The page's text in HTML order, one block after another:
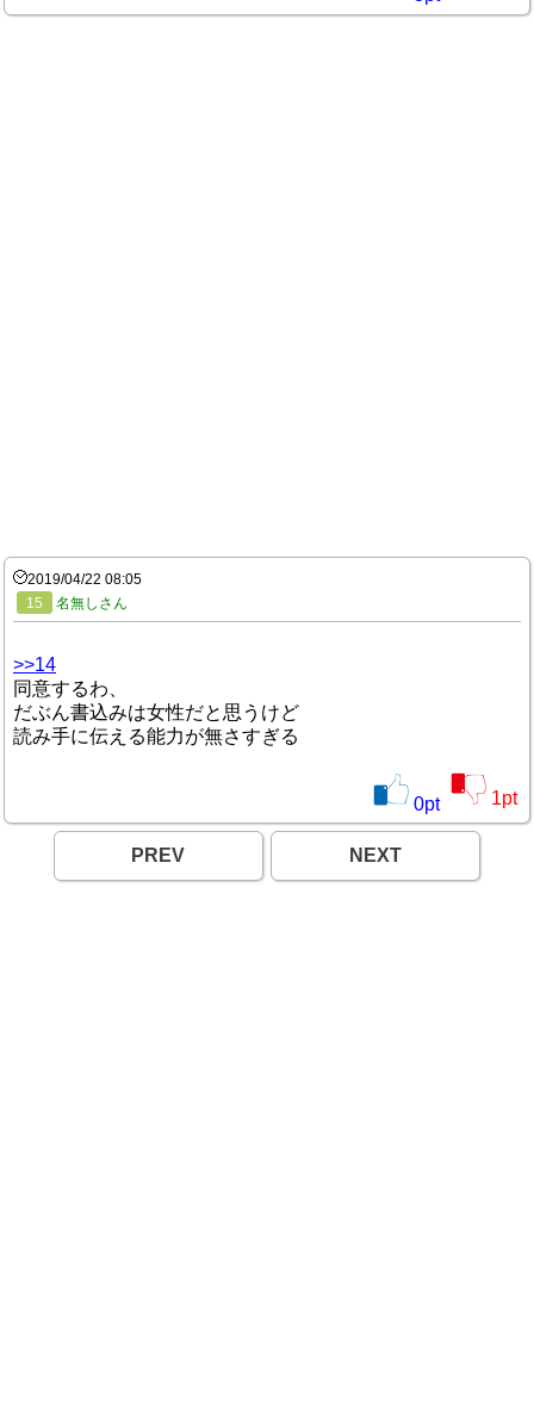
2019/04/22 08:05
15
名無しさん
>>14
同意するわ、
だぶん書込みは女性だと思うけど
読み手に伝える能力が無さすぎる
0pt 1pt
PREV NEXT